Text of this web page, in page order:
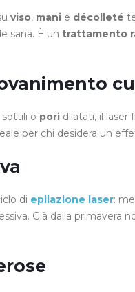
viso, mani e décolleté
sana. È un trattamento
sottili o pori dilatati, il laser
per chi desidera un
di epilazione laser:
Già dalla primavera